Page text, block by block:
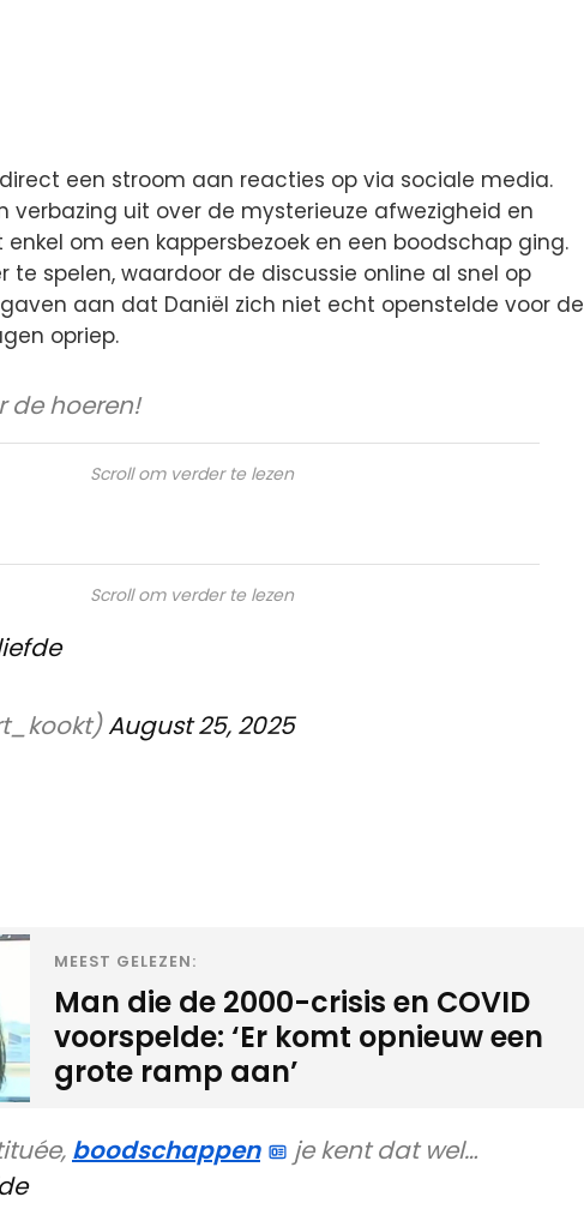
een stroom aan reacties op via sociale media.
verbazing uit over de mysterieuze afwezigheid en
om een kappersbezoek en een boodschap ging.
te spelen, waardoor de discussie online al snel op
aan dat Daniël zich niet echt openstelde voor de
opriep.
de hoeren!
Scroll om verder te lezen
Scroll om verder te lezen
August 25, 2025
MEEST GELEZEN:
Man die de 2000-crisis en COVID
voorspelde: ‘Er komt opnieuw een
grote ramp aan’
boodschappen
je kent dat wel…